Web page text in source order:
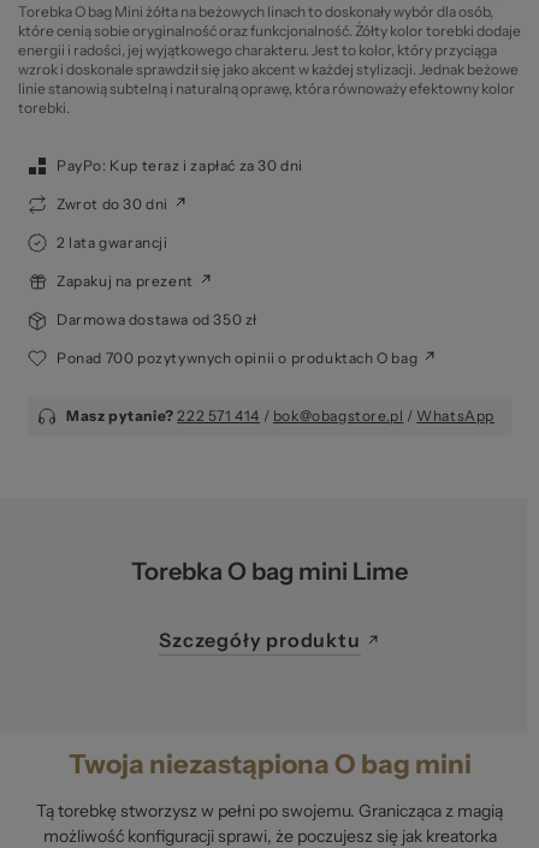
Torebka O bag Mini żółta na beżowych linach to doskonały wybór dla osób,
które cenią sobie oryginalność oraz funkcjonalność. Żółty kolor torebki dodaje
energii i radości, jej wyjątkowego charakteru. Jest to kolor, który przyciąga
wzrok i doskonale sprawdził się jako akcent w każdej stylizacji. Jednak beżowe
linie stanowią subtelną i naturalną oprawę, która równoważy efektowny kolor
torebki.
PayPo: Kup teraz i zapłać za 30 dni
Zwrot do 30 dni
2 lata gwarancji
Zapakuj na prezent
Darmowa dostawa od 350 zł
Ponad 700 pozytywnych opinii o produktach O bag
Masz pytanie? 222 571 414 / bok@obagstore.pl / WhatsApp
Twoja niezastąpiona O bag mini
Tą torebkę stworzysz w pełni po swojemu. Granicząca z magią
możliwość konfiguracji sprawi, że poczujesz się jak kreatorka
Torebka O bag mini Lime
Szczegóły produktu